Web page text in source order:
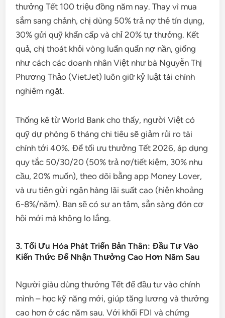
thưởng Tết 100 triệu đồng năm nay. Thay vì mua
sắm sang chảnh, chị dùng 50% trả nợ thẻ tín dụng,
30% gửi quỹ khẩn cấp và chỉ 20% tự thưởng. Kết
quả, chị thoát khỏi vòng luẩn quẩn nợ nần, giống
như cách các doanh nhân Việt như bà Nguyễn Thị
Phương Thảo (VietJet) luôn giữ kỷ luật tài chính
nghiêm ngặt.
Thống kê từ World Bank cho thấy, người Việt có
quỹ dự phòng 6 tháng chi tiêu sẽ giảm rủi ro tài
chính tới 40%. Để tối ưu thưởng Tết 2026, áp dụng
quy tắc 50/30/20 (50% trả nợ/tiết kiệm, 30% nhu
cầu, 20% muốn), theo dõi bằng app Money Lover,
và ưu tiên gửi ngân hàng lãi suất cao (hiện khoảng
6-8%/năm). Bạn sẽ có sự an tâm, sẵn sàng đón cơ
hội mới mà không lo lắng.
3. Tối Ưu Hóa Phát Triển Bản Thân: Đầu Tư Vào
Kiến Thức Để Nhận Thưởng Cao Hơn Năm Sau
Người giàu dùng thưởng Tết để đầu tư vào chính
mình – học kỹ năng mới, giúp tăng lương và thưởng
cao hơn ở các năm sau. Với khối FDI và chứng